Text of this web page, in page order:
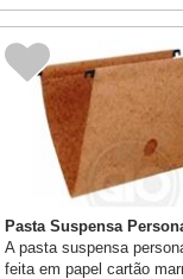
Pasta Suspensa
A pasta suspensa
feita em papel cartão